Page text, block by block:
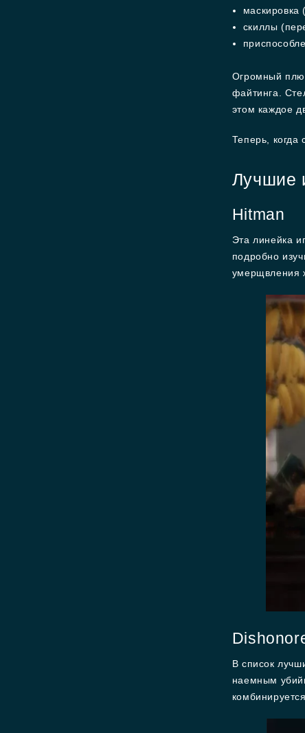
маскировка
скиллы
Огромный
файтинга.
этом каждое
Теперь, когда
Лучшие
Hitman
Эта линейка
подробно
умерщвления
В список
наемным